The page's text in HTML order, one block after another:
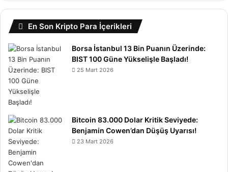
En Son Kripto Para İçerikleri
Borsa İstanbul 13 Bin Puanın Üzerinde:
BIST 100 Güne Yükselişle Başladı!
25 Mart 2026
Bitcoin 83.000 Dolar Kritik Seviyede:
Benjamin Cowen’dan Düşüş Uyarısı!
23 Mart 2026